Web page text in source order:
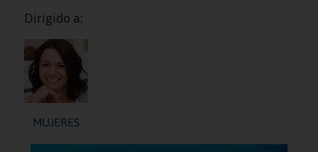
Dirigido a:
MUJERES